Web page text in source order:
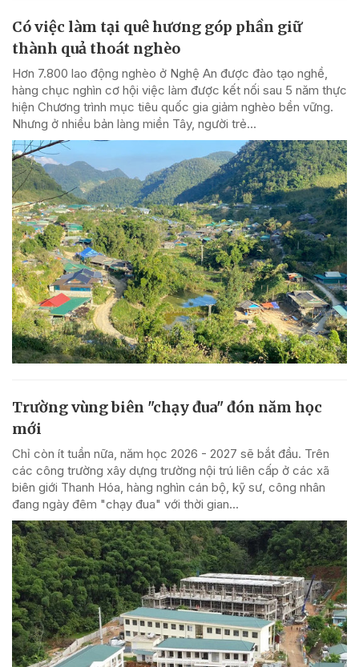
Có việc làm tại quê hương góp phần giữ
thành quả thoát nghèo
Hơn 7.800 lao động nghèo ở Nghệ An được đào tạo nghề,
hàng chục nghìn cơ hội việc làm được kết nối sau 5 năm thực
hiện Chương trình mục tiêu quốc gia giảm nghèo bền vững.
Nhưng ở nhiều bản làng miền Tây, người trẻ...
Trường vùng biên "chạy đua" đón năm học
mới
Chỉ còn ít tuần nữa, năm học 2026 - 2027 sẽ bắt đầu. Trên
các công trường xây dựng trường nội trú liên cấp ở các xã
biên giới Thanh Hóa, hàng nghìn cán bộ, kỹ sư, công nhân
đang ngày đêm "chạy đua" với thời gian...